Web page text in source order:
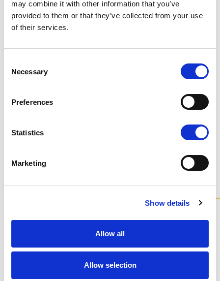
may combine it with other information that you’ve
provided to them or that they’ve collected from your use
of their services.
Selection
Necessary
Preferences
Statistics
Marketing
Show details
Allow all
Allow selection
Не останавливайтесь на том, что видите: каждый
продукт можно настроить в том цвете и отделке,
Моделииз коллекции
Все наши люстры доступны в различных вариантах и ​​
SSP3600-130-AKV